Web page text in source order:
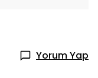
Yorum Yap